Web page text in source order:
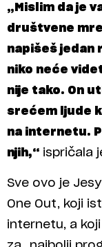
„Mislim da je
društvene
napišeš jedan
niko neće
nije tako. On
srećem ljude
na internetu.
njih,“ ispričala
Sve ovo je
One Out, koji
internetu, a